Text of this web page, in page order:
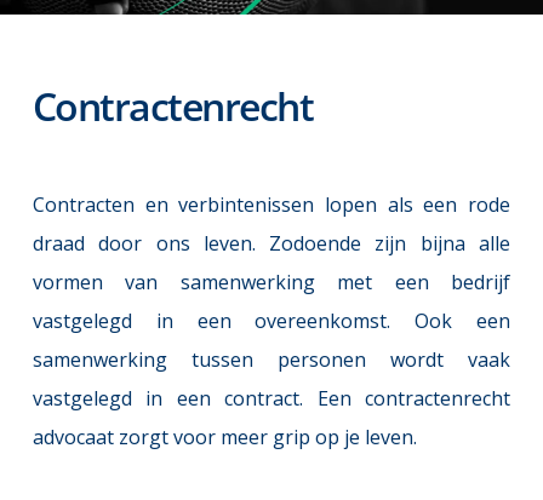
Contractenrecht
Contracten en verbintenissen lopen als een rode
draad door ons leven. Zodoende zijn bijna alle
vormen van samenwerking met een bedrijf
vastgelegd in een overeenkomst. Ook een
samenwerking tussen personen wordt vaak
vastgelegd in een contract. Een contractenrecht
advocaat zorgt voor meer grip op je leven.